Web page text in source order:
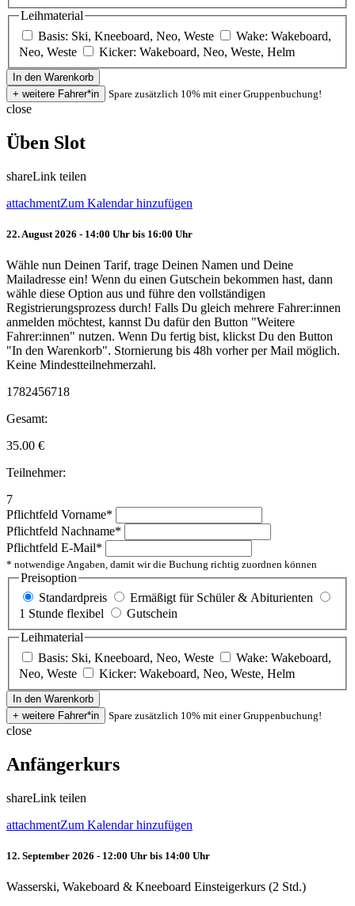
Leihmaterial
Basis: Ski, Kneeboard, Neo, Weste
Wake: Wakeboard,
Neo, Weste
Kicker: Wakeboard, Neo, Weste, Helm
Spare zusätzlich 10% mit einer Gruppenbuchung!
close
Üben Slot
shareLink teilen
attachmentZum Kalendar hinzufügen
22. August 2026 - 14:00 Uhr bis 16:00 Uhr
Wähle nun Deinen Tarif, trage Deinen Namen und Deine
Mailadresse ein! Wenn du einen Gutschein bekommen hast, dann
wähle diese Option aus und führe den vollständigen
Registrierungsprozess durch! Falls Du gleich mehrere Fahrer:innen
anmelden möchtest, kannst Du dafür den Button "Weitere
Fahrer:innen" nutzen. Wenn Du fertig bist, klickst Du den Button
"In den Warenkorb". Stornierung bis 48h vorher per Mail möglich.
Keine Mindestteilnehmerzahl.
1782456718
Gesamt:
35.00 €
Teilnehmer:
7
Pflichtfeld Vorname*
Pflichtfeld Nachname*
Pflichtfeld E-Mail*
* notwendige Angaben, damit wir die Buchung richtig zuordnen können
Preisoption
Standardpreis
Ermäßigt für Schüler & Abiturienten
1 Stunde flexibel
Gutschein
Leihmaterial
Basis: Ski, Kneeboard, Neo, Weste
Wake: Wakeboard,
Neo, Weste
Kicker: Wakeboard, Neo, Weste, Helm
Spare zusätzlich 10% mit einer Gruppenbuchung!
close
Anfängerkurs
shareLink teilen
attachmentZum Kalendar hinzufügen
12. September 2026 - 12:00 Uhr bis 14:00 Uhr
Wasserski, Wakeboard & Kneeboard Einsteigerkurs (2 Std.)